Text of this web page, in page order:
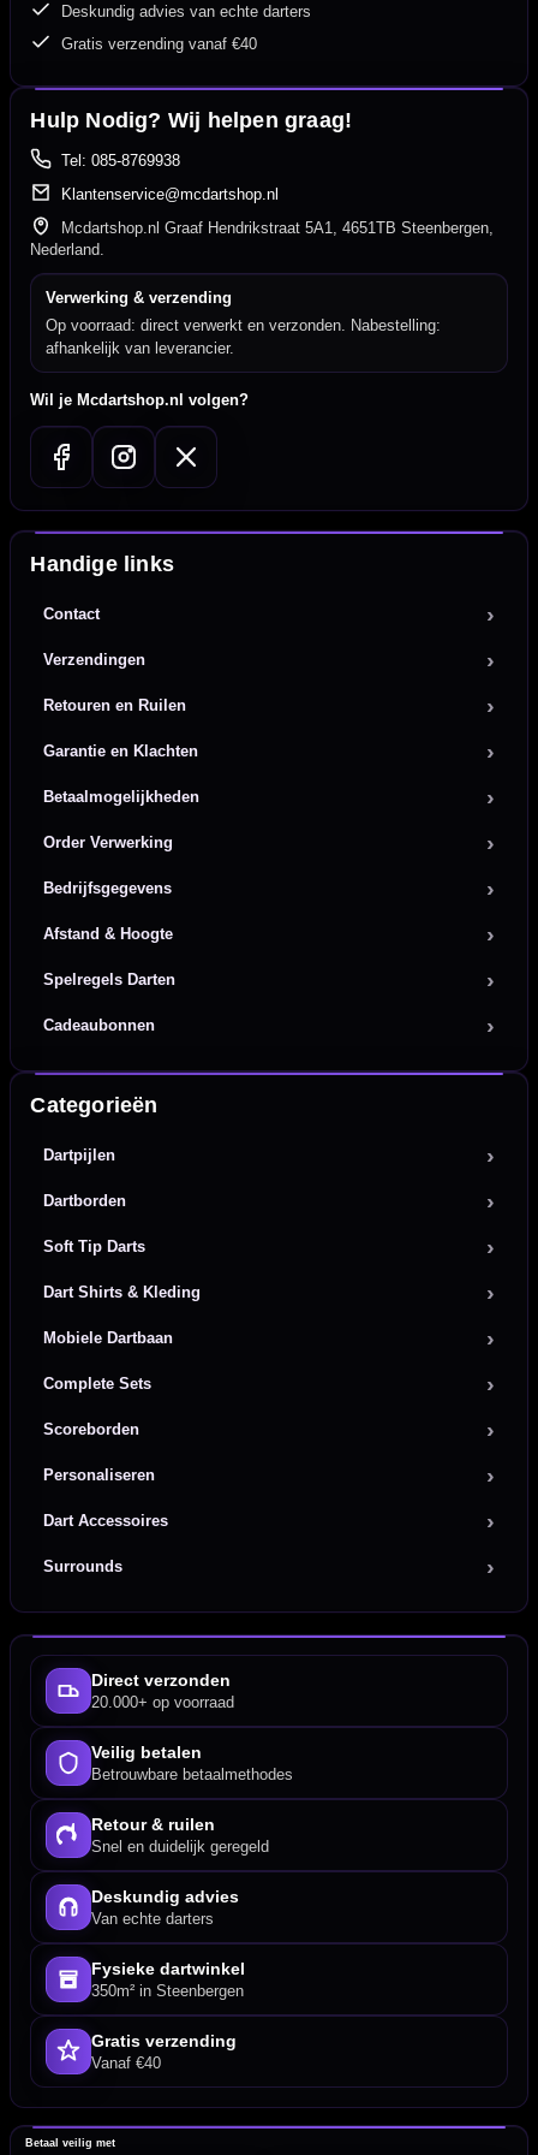
Deskundig advies van echte darters
Gratis verzending vanaf €40
Hulp Nodig? Wij helpen graag!
Tel: 085-8769938
Klantenservice@mcdartshop.nl
Mcdartshop.nl Graaf Hendrikstraat 5A1, 4651TB Steenbergen,
Nederland.
Verwerking & verzending
Op voorraad: direct verwerkt en verzonden. Nabestelling:
afhankelijk van leverancier.
Wil je Mcdartshop.nl volgen?
Handige links
Contact
Verzendingen
Retouren en Ruilen
Garantie en Klachten
Betaalmogelijkheden
Order Verwerking
Bedrijfsgegevens
Afstand & Hoogte
Spelregels Darten
Cadeaubonnen
Categorieën
Dartpijlen
Dartborden
Soft Tip Darts
Dart Shirts & Kleding
Mobiele Dartbaan
Complete Sets
Scoreborden
Personaliseren
Dart Accessoires
Surrounds
Direct verzonden
20.000+ op voorraad
Veilig betalen
Betrouwbare betaalmethodes
Retour & ruilen
Snel en duidelijk geregeld
Deskundig advies
Van echte darters
Fysieke dartwinkel
350m² in Steenbergen
Gratis verzending
Vanaf €40
Betaal veilig met